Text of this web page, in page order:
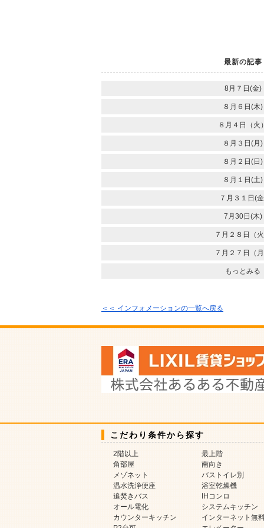
最新の記事
8月７日(金)
８月６日(木)
８月４日（火
８月３日(月)
８月２日(日)
８月１日(土)
７月３１日(
7月30日(木)
７月２８日（
７月２７日（
もっとみる
＜＜ インフォメーションの一覧へ戻る
こだわり条件から探す
2階以上
最上階
角部屋
南向き
メゾネット
バストイレ別
温水洗浄便座
浴室乾燥機
追焚きバス
IHコンロ
オール電化
システムキッチン
カウンターキッチン
インターネット無